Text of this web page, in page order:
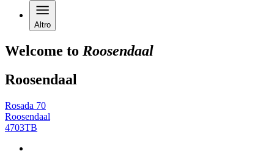
Altro
Welcome to Roosendaal
Roosendaal
Rosada 70
Roosendaal
4703TB